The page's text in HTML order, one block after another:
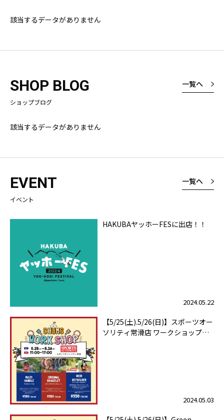
該当するデータがありません
SHOP BLOG
ショップブログ
一覧へ
該当するデータがありません
EVENT
イベント
一覧へ
HAKUBAヤッホーFESに出店！！
2024.05.22
【5/25(土).5/26(日)】スポーツオー
ソリティ常滑店 ワークショップ開
2024.05.03